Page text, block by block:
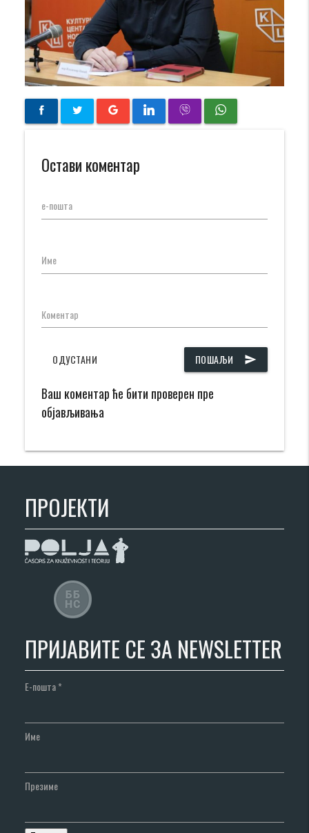
Остави коментар
е-пошта
Име
Коментар
ПОШАЉИ send
ОДУСТАНИ
Ваш коментар ће бити проверен пре
објављивања
ПРОЈЕКТИ
ПРИЈАВИТЕ СЕ ЗА NEWSLETTER
Е-пошта*
Име
Презиме